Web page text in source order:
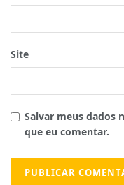
Site
Salvar meus dados
que eu comentar.